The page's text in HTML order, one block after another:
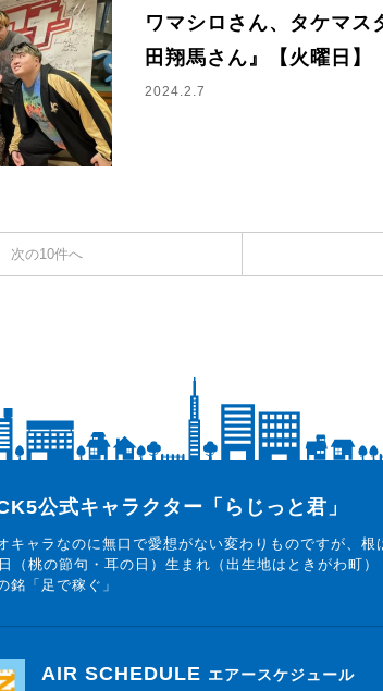
ワマシロさん、タケマス
田翔馬さん』【火曜日】
2024.2.7
次の10件へ
君 公式キャラクター「らじっと君」
キャラなのに無口で愛想がない変わりものですが、
（桃の節句・耳の日）生まれ（出生地はときがわ町）
銘「足で稼ぐ」
AIR SCHEDULE エアースケジュール